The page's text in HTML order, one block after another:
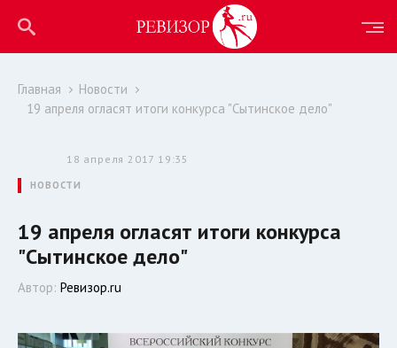
Главная
Новости
19 апреля огласят итоги конкурса "Сытинское дело"
18 апреля 2017 19:35
НОВОСТИ
19 апреля огласят итоги конкурса
"Сытинское дело"
Автор: Ревизор.ru